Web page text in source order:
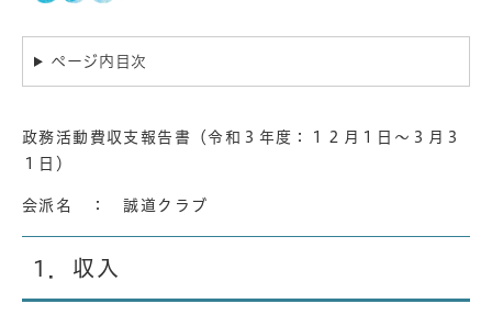
ページ内目次
政務活動費収支報告書（令和３年度：１２月１日～３月３
１日 ）
会派名 ： 誠道クラブ
1．収入